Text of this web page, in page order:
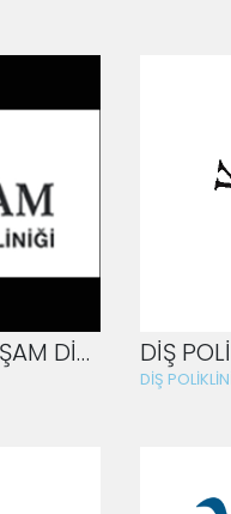
DİŞ POLİKLİNİĞİ / ÖZEL ÇAĞDAŞ YAŞAM DİŞ POLİKLİNİĞİ
DİŞ